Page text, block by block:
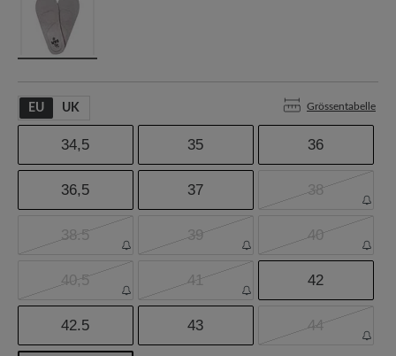
EU UK Grössentabelle
34,5 35 36
36,5 37 38
38.5 39 40
40,5 41 42
42.5 43 44